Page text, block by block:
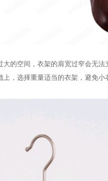
的空间，衣架的肩宽过窄会无
，选择重量适当的衣架，避免小